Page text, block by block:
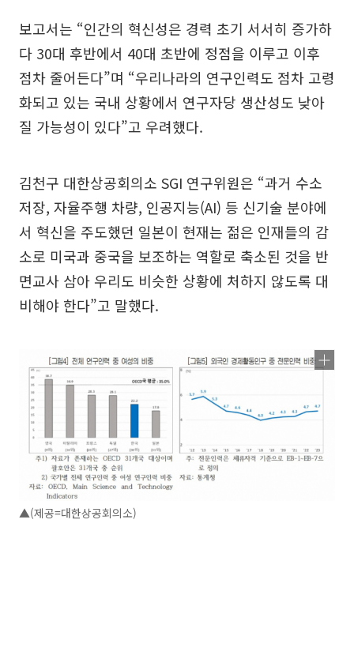
보고서는 “인간의 혁신성은 경력 초기 서서히 증가하
다 30대 후반에서 40대 초반에 정점을 이루고 이후
점차 줄어든다”며 “우리나라의 연구인력도 점차 고령
화되고 있는 국내 상황에서 연구자당 생산성도 낮아
질 가능성이 있다”고 우려했다.
김천구 대한상공회의소 SGI 연구위원은 “과거 수소
저장, 자율주행 차량, 인공지능(AI) 등 신기술 분야에
서 혁신을 주도했던 일본이 현재는 젊은 인재들의 감
소로 미국과 중국을 보조하는 역할로 축소된 것을 반
면교사 삼아 우리도 비슷한 상황에 처하지 않도록 대
비해야 한다”고 말했다.
▲(제공=대한상공회의소)